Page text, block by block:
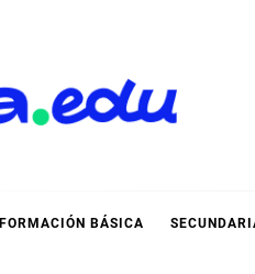
FORMACIÓN BÁSICA